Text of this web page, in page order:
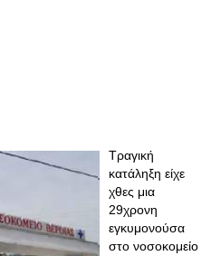
Τραγική
κατάληξη είχε
χθες μια
29χρονη
εγκυμονούσα
στο νοσοκομείο